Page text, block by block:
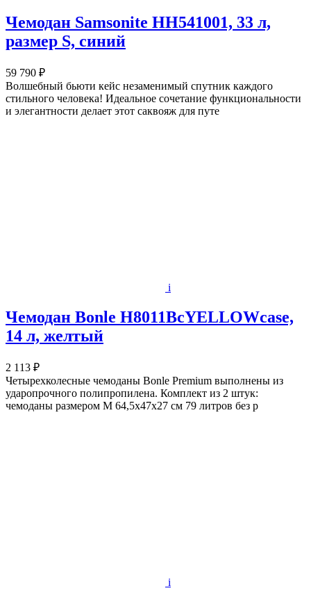
Чемодан Samsonite HH541001, 33 л,
размер S, синий
59 790 ₽
Волшебный бьюти кейс незаменимый спутник каждого
стильного человека! Идеальное сочетание функциональности
и элегантности делает этот саквояж для путе
i
Чемодан Bonle H8011BcYELLOWcase,
14 л, желтый
2 113 ₽
Четырехколесные чемоданы Bonle Premium выполнены из
ударопрочного полипропилена. Комплект из 2 штук:
чемоданы размером M 64,5х47х27 см 79 литров без р
i